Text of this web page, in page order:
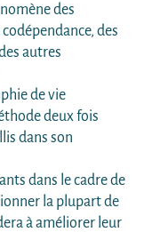
des
des
autres
de vie
deux fois
dans son
dans le cadre de
la plupart de
à améliorer leur